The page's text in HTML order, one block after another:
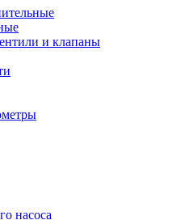
и клапаны
насоса